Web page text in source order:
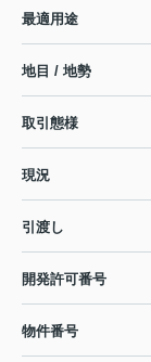
最適用途
地目 / 地勢
取引態様
現況
引渡し
開発許可番号
物件番号